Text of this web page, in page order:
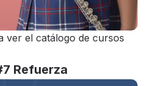
ver el catálogo de cursos
Refuerza